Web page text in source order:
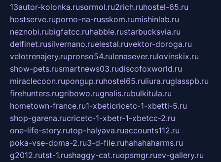
13autor-kolonka.rusormol.ru2rich.ruhostel-65.ru
hostserve.ruporno-na-russkom.rumishinlab.ru
neznobi.rubigfatcc.ruhabble.rustarbucksvia.ru
delfinet.rusilvernano.ruelestal.ruvektor-doroga.ru
velotrenajery.rupronso54.rulenasever.rulovinskix.ru
show-pets.rusmartnews03.rudiscofoxworld.ru
miraclecoon.rupongup.ruhostel65.ruliura.ruglasspb.ru
firehunters.rugribowo.rugnalis.rubulkitula.ru
hometown-france.ru1-xbeticricetc-1-xbetti-5.ru
shop-garena.rucricetc-1-xbetr-1-xbetcc-2.ru
one-life-story.rutop-halyava.ruaccounts112.ru
poka-vse-doma-2.ru3-d-file.ruhahahaharms.ru
g2012.rutst-1.rushaggy-cat.ruopsmgr.ruev-gallery.ru